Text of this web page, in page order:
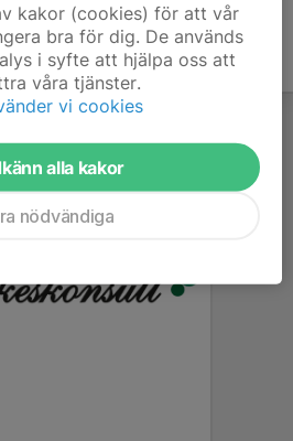
kakor (cookies) för att vår
bra för dig. De används
i syfte att hjälpa oss att
våra tjänster.
vi cookies
alla kakor
nödvändiga